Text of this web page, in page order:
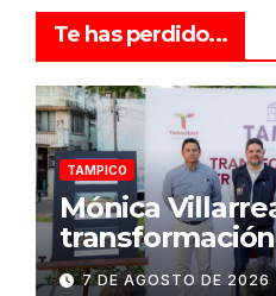
Te has perdido...
TAMPICO
Mónica
al Centro
7 DE AGOSTO DE 2026